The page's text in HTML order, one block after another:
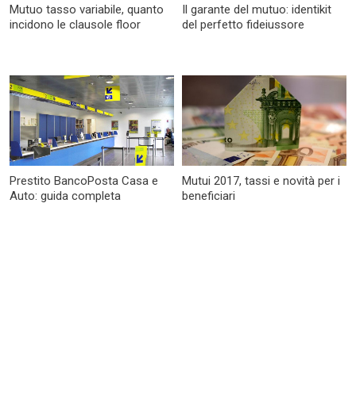
Mutuo tasso variabile, quanto
incidono le clausole floor
Il garante del mutuo: identikit
del perfetto fideiussore
Prestito BancoPosta Casa e
Auto: guida completa
Mutui 2017, tassi e novità per i
beneficiari